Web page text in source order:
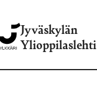
Jyväskylän
Ylioppilaslehti